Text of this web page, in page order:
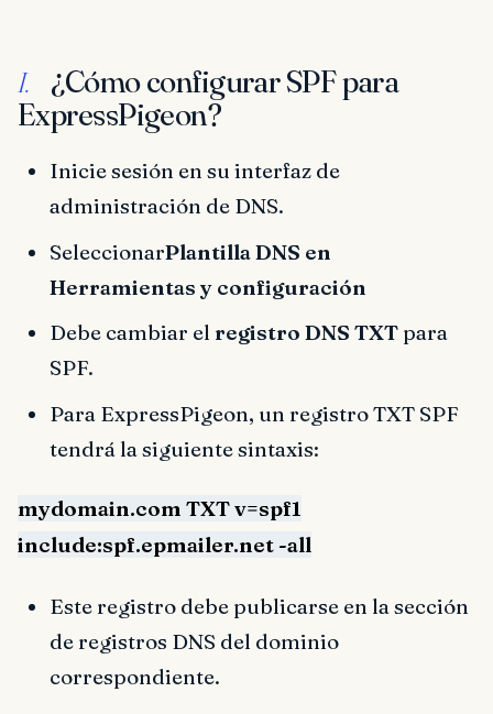
I.
¿Cómo configurar SPF para
ExpressPigeon?
Inicie sesión en su interfaz de
administración de DNS.
SeleccionarPlantilla DNS en
Herramientas y configuración
Debe cambiar el registro DNS TXTpara
SPF.
Para ExpressPigeon, un registro TXT SPF
tendrá la siguiente sintaxis:
mydomain.com TXT v=spf1
include:spf.epmailer.net -all
Este registro debe publicarse en la sección
de registros DNS del dominio
correspondiente.